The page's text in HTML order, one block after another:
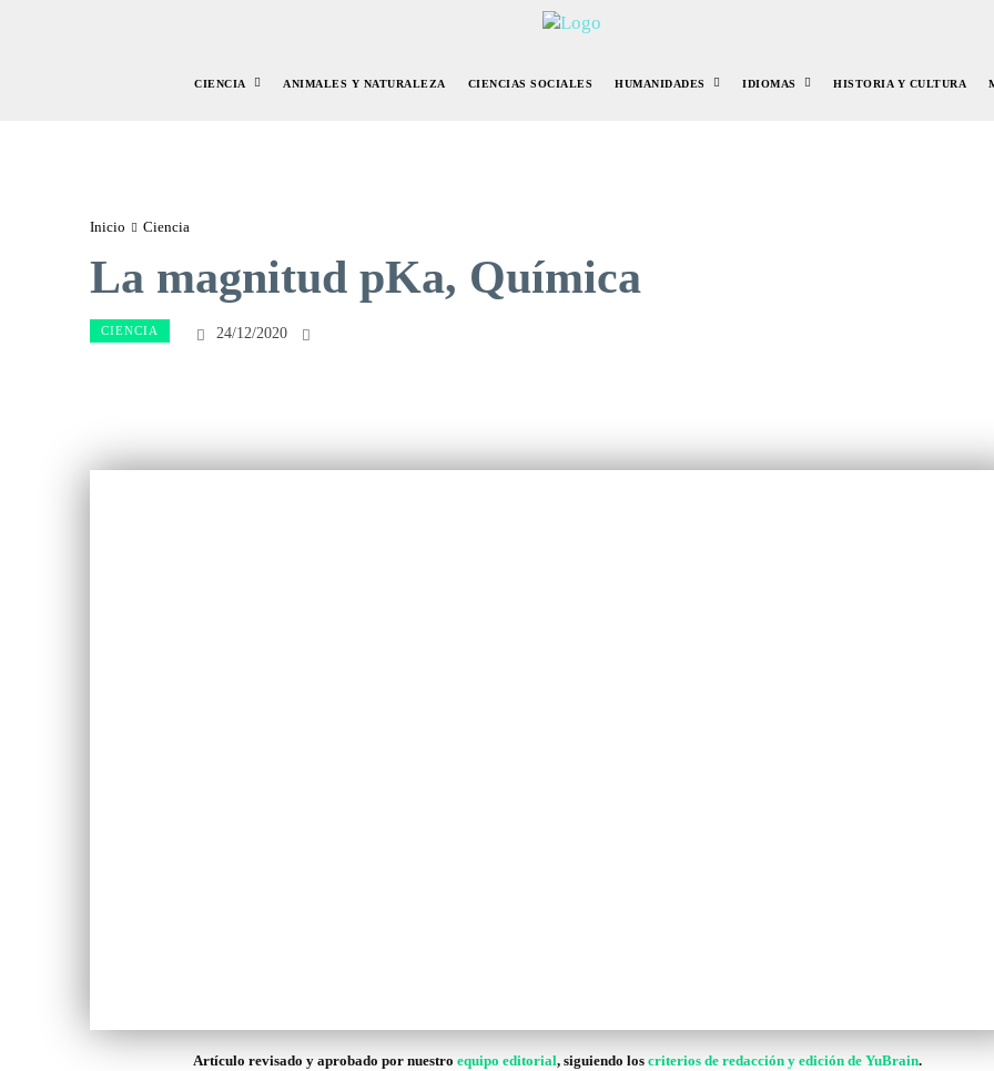
CIENCIA ANIMALES Y NATURALEZA CIENCIAS SOCIALES HUMANIDADES IDIOMAS HISTORIA Y CULTURA
Inicio Ciencia
La magnitud pKa, Química
CIENCIA 24/12/2020
Artículo revisado y aprobado por nuestro equipo editorial, siguiendo los criterios de redacción y edición de YuBrain.